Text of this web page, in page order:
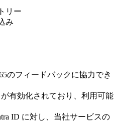
リー
み
のフィードバックに協力でき
が有効化されており、利用可能
ID に対し、当社サービスの